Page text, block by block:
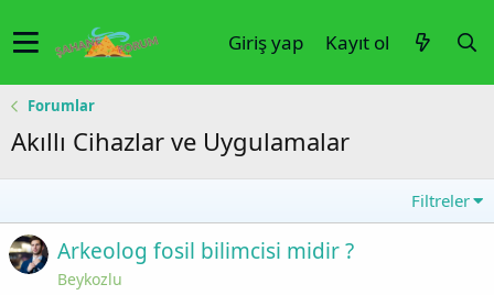
Giriş yap Kayıt ol
Forumlar
Akıllı Cihazlar ve Uygulamalar
Filtreler
Arkeolog fosil bilimcisi midir ?
Beykozlu